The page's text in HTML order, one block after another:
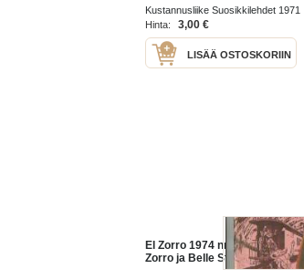
Kustannusliike Suosikkilehdet 1971
Hinta:
3,00 €
LISÄÄ OSTOSKORIIN
El Zorro 1974 nr 1/ nr 179
Zorro ja Belle Starr